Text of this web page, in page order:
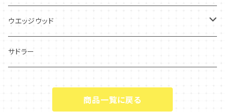
フレグランス
シーアネモネ
アクセサリー
ウエッジウッド
ジャスパー
サドラー
商品一覧に戻る